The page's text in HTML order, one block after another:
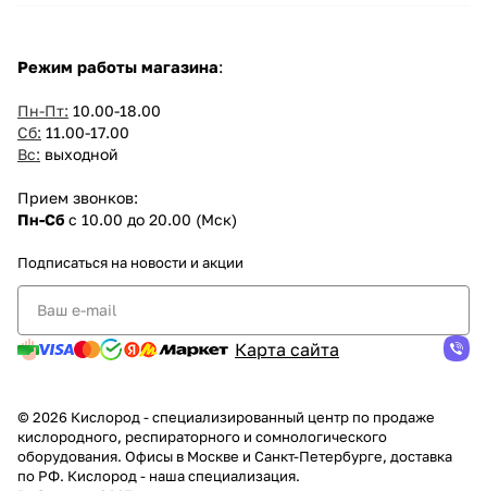
Режим работы магазина:
Пн-Пт: 10.00-18.00
Сб: 11.00-17.00
Вс: выходной
Прием звонков:
Пн-Сб с 10.00 до 20.00 (Мск)
Подписаться на новости и акции
Карта сайта
© 2026 Кислород - специализированный центр по продаже
кислородного, респираторного и сомнологического
оборудования. Офисы в Москве и Санкт-Петербурге, доставка
по РФ. Кислород - наша специализация.